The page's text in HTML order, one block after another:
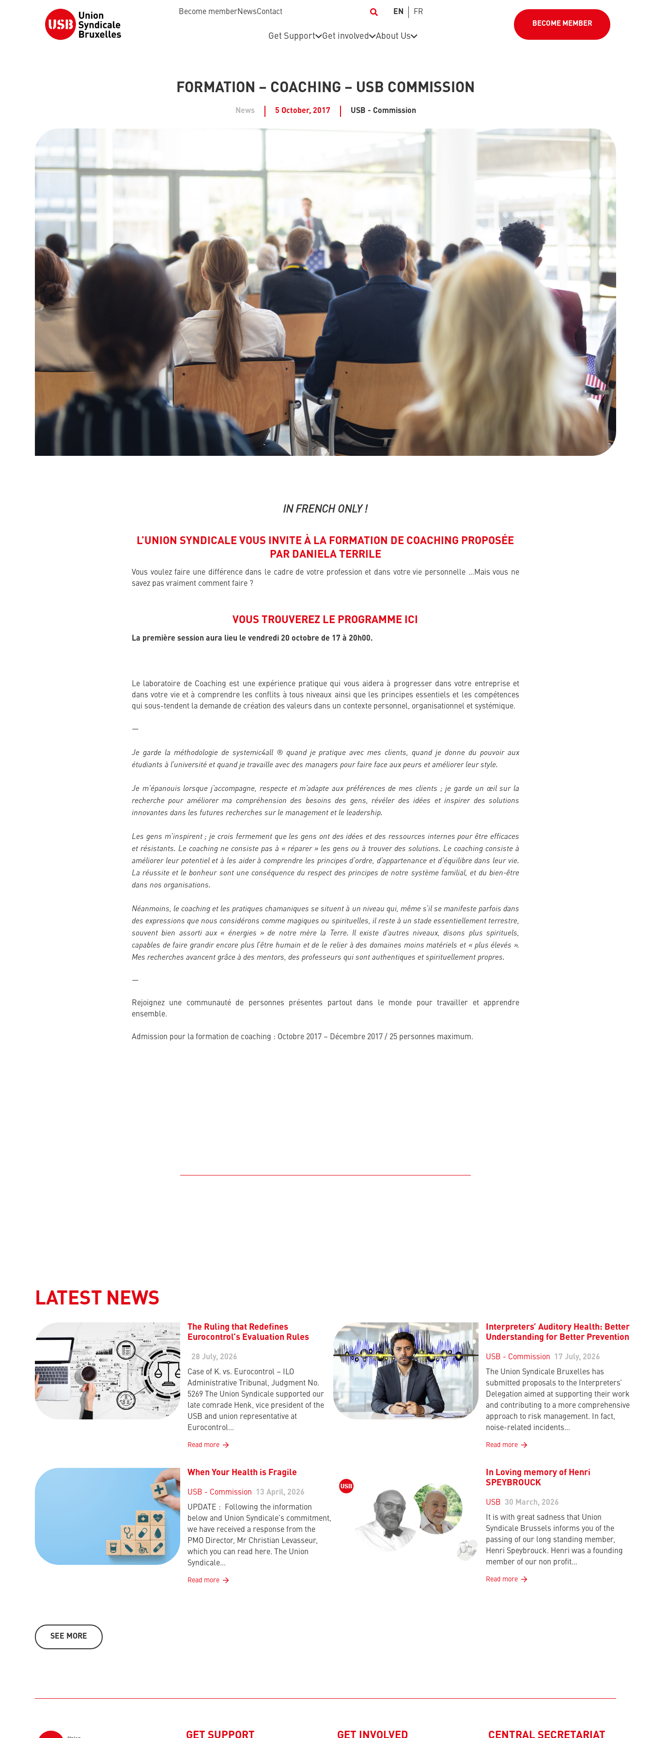
Become memberNewsContact EN FR
Get Support Get involved About Us
BECOME MEMBER
FORMATION – COACHING – USB COMMISSION
News 5 October, 2017 USB - Commission
IN FRENCH ONLY !
L’UNION SYNDICALE VOUS INVITE À LA FORMATION DE COACHING PROPOSÉE
PAR DANIELA TERRILE
Vous voulez faire une différence dans le cadre de votre profession et dans votre vie personnelle …Mais vous ne
savez pas vraiment comment faire ?
VOUS TROUVEREZ LE PROGRAMME ICI
La première session aura lieu le vendredi 20 octobre de 17 à 20h00.
Le laboratoire de Coaching est une expérience pratique qui vous aidera à progresser dans votre entreprise et
dans votre vie et à comprendre les conflits à tous niveaux ainsi que les principes essentiels et les compétences
qui sous-tendent la demande de création des valeurs dans un contexte personnel, organisationnel et systémique.
—
Je garde la méthodologie de systemic4all ® quand je pratique avec mes clients, quand je donne du pouvoir aux
étudiants à l’université et quand je travaille avec des managers pour faire face aux peurs et améliorer leur style.
Je m’épanouis lorsque j’accompagne, respecte et m’adapte aux préférences de mes clients ; je garde un œil sur la
recherche pour améliorer ma compréhension des besoins des gens, révéler des idées et inspirer des solutions
innovantes dans les futures recherches sur le management et le leadership.
Les gens m’inspirent ; je crois fermement que les gens ont des idées et des ressources internes pour être efficaces
et résistants. Le coaching ne consiste pas à « réparer » les gens ou à trouver des solutions. Le coaching consiste à
améliorer leur potentiel et à les aider à comprendre les principes d’ordre, d’appartenance et d’équilibre dans leur vie.
La réussite et le bonheur sont une conséquence du respect des principes de notre système familial, et du bien-être
dans nos organisations.
Néanmoins, le coaching et les pratiques chamaniques se situent à un niveau qui, même s’il se manifeste parfois dans
des expressions que nous considérons comme magiques ou spirituelles, il reste à un stade essentiellement terrestre,
souvent bien assorti aux « énergies » de notre mère la Terre. Il existe d’autres niveaux, disons plus spirituels,
capables de faire grandir encore plus l’être humain et de le relier à des domaines moins matériels et « plus élevés ».
Mes recherches avancent grâce à des mentors, des professeurs qui sont authentiques et spirituellement propres.
—
Rejoignez une communauté de personnes présentes partout dans le monde pour travailler et apprendre
ensemble.
Admission pour la formation de coaching : Octobre 2017 – Décembre 2017 / 25 personnes maximum.
LATEST NEWS
The Ruling that Redefines
Eurocontrol’s Evaluation Rules
28 July, 2026
Case of K. vs. Eurocontrol – ILO
Administrative Tribunal, Judgment No.
5269 The Union Syndicale supported our
late comrade Henk, vice president of the
USB and union representative at
Eurocontrol…
Read more
Interpreters’ Auditory Health: Better
Understanding for Better Prevention
USB - Commission
17 July, 2026
The Union Syndicale Bruxelles has
submitted proposals to the Interpreters’
Delegation aimed at supporting their work
and contributing to a more comprehensive
approach to risk management. In fact,
noise-related incidents…
Read more
When Your Health is Fragile
USB - Commission
13 April, 2026
UPDATE : Following the information
below and Union Syndicale’s commitment,
we have received a response from the
PMO Director, Mr Christian Levasseur,
which you can read here. The Union
Syndicale…
Read more
In Loving memory of Henri
SPEYBROUCK
USB
30 March, 2026
It is with great sadness that Union
Syndicale Brussels informs you of the
passing of our long standing member,
Henri Speybrouck. Henri was a founding
member of our non profit…
Read more
SEE MORE
GET SUPPORT GET INVOLVED CENTRAL SECRETARIAT